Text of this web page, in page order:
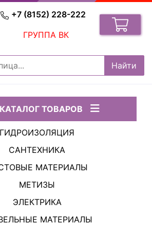
+7 (8152) 228-222
ГРУППА ВК
КАТАЛОГ ТОВАРОВ
ГИДРОИЗОЛЯЦИЯ
САНТЕХНИКА
МАТЕРИАЛЫ
МЕТИЗЫ
ЭЛЕКТРИКА
МАТЕРИАЛЫ